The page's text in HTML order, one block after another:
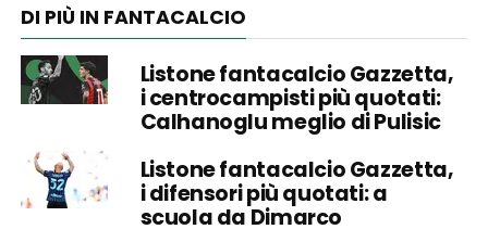
DI PIÙ IN FANTACALCIO
Listone fantacalcio Gazzetta,
i centrocampisti più quotati:
Calhanoglu meglio di Pulisic
Listone fantacalcio Gazzetta,
i difensori più quotati: a
scuola da Dimarco